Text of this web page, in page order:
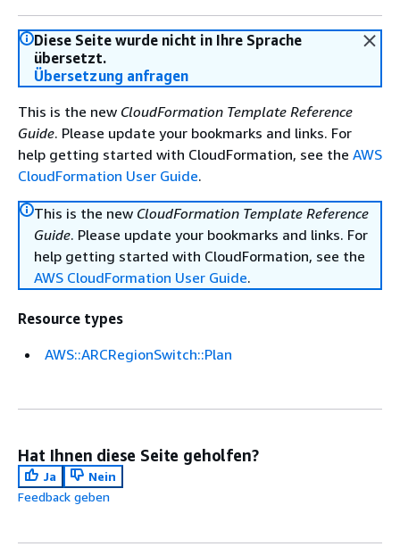
Diese Seite wurde nicht in Ihre Sprache
übersetzt.
Übersetzung anfragen
This is the new CloudFormation Template Reference
Guide. Please update your bookmarks and links. For
help getting started with CloudFormation, see the AWS
CloudFormation User Guide.
This is the new CloudFormation Template Reference
Guide. Please update your bookmarks and links. For
help getting started with CloudFormation, see the
AWS CloudFormation User Guide.
Resource types
AWS::ARCRegionSwitch::Plan
Hat Ihnen diese Seite geholfen?
Ja
Nein
Feedback geben